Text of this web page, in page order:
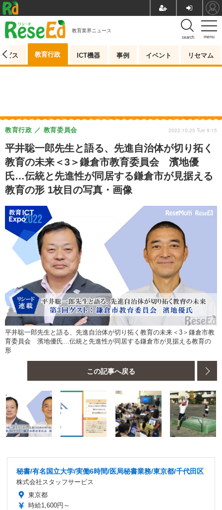
menu
search
教育業界ニュース
ビス 教育行政 ICT機器 事例 イベント リセマム
平井聡一郎先生と語る、先進自治体が切り拓く
教育の未来＜3＞鎌倉市教育委員会 濱地優
氏…伝統と先進性が同居する鎌倉市が見据える
教育の形 1枚目の写真・画像
教育行政 教育委員会 2022.10.25 Tue 9:15
平井聡一郎先生と語る、先進自治体が切り拓く教育の未来＜3＞鎌倉市教
育委員会 濱地優氏…伝統と先進性が同居する鎌倉市が見据える教育の
形
この記事へ戻る
秘書/有名国立大学/実働6時間/医局秘書業務/東京都/千代田区
株式会社スタッフサービス
東京都
時給1,600円～